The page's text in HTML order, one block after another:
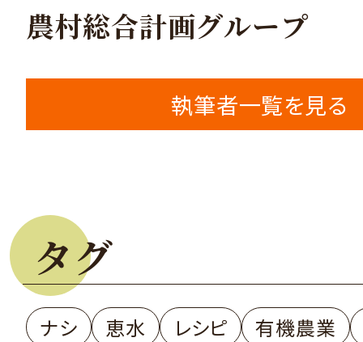
農村総合計画グループ
執筆者一覧を見る
タグ
ナシ 恵水 レシピ 有機農業